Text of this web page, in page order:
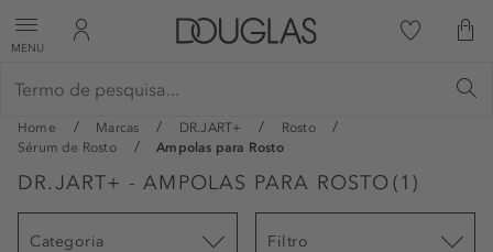
MENU
Home Marcas DR.JART+
Rosto
Sérum de Rosto
Ampolas para Rosto
DR.JART+ - AMPOLAS PARA ROSTO (1 )
Categoria Filtro